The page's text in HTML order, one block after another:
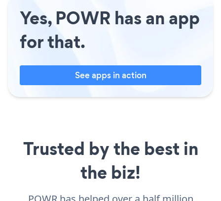
Yes, POWR has an app
for that.
See apps in action
Trusted by the best in
the biz!